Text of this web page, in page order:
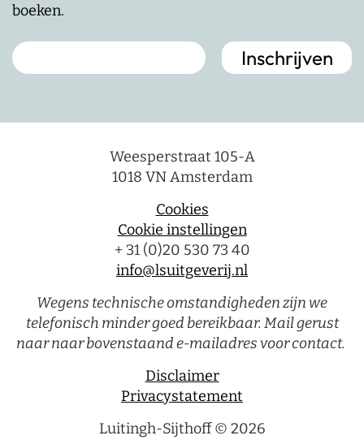
boeken.
Weesperstraat 105-A
1018 VN Amsterdam
Cookies
Cookie instellingen
+ 31 (0)20 530 73 40
info@lsuitgeverij.nl
Wegens technische omstandigheden zijn we
telefonisch minder goed bereikbaar. Mail gerust
naar naar bovenstaand e-mailadres voor contact.
Disclaimer
Privacystatement
Luitingh-Sijthoff © 2026